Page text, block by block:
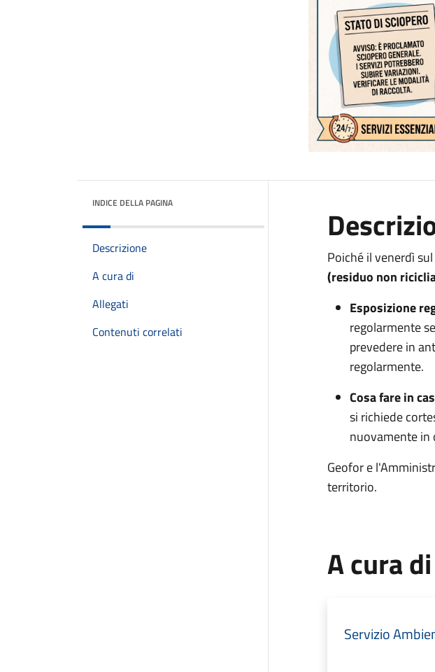
INDICE DELLA PAGINA
Descrizione
A cura di
Allegati
Contenuti correlati
Poiché il venerdì
(residuo non
Esposizione
regolarmente
prevedere in
regolarmente.
Cosa fare in
si richiede
nuovamente in
Geofor e
territorio.
A cura di
Servizio